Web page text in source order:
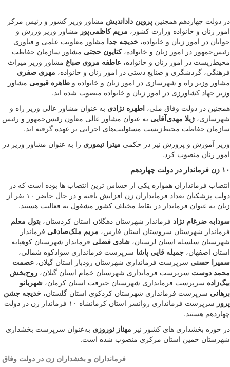
در دولت چهاردهم همچنین پروین داداندیش مشاور وزیر کشور و رئیس مرکز
امور زنان و خانواده وزارت کشور، مریم کاظمی‌پور مشاور وزیر ورزش و
جوانان در امور زنان و خانواده، خدیجه جدا مشاور معاونت علمی و فناوری
رئیس‌جمهور در امور زنان و خانواده،کتایون حجتی مشاور سازمان حفاظت
محیط‌زیست در امور زنان و خانواده، عاطفه مروی صباغ مشاور وزیر میراث
فرهنگی، گردشگری و صنایع دستی در امور زنان و خانواده، مهری صفری
مشاور وزیر راه و شهرسازی در امور زنان و خانواده و طاهره قیومی مشاور
وزیر جهاد کشاورزی در امور زنان و خانواده منصوب شده اند.
همچنین در دولت وفاق ملی، اطهره نژادی به عنوان مشاور عالی وزیر راه و
شهرسازی، ژیلا مهدی‌آقایی به عنوان مشاور عالی معاون رئیس‌جمهور و رئیس
سازمان حفاظت محیط‌زیست مسئولیت‌های اجرایی بر عهده گرفته اند.
وزیر آموزش و پرورش نیز در حکمی میترا تیموری را به عنوان مشاور وزیر در
امور زنان منصوب کرد.
۱۰ زن فرماندار در دولت چهاردهم
انتصاب فرمانداران همواره یکی از حساس ترین انتصاب ها بوده است که در
دولت پزشکیان تعداد فرمانداران زن افزایش یافته و در حال حاضر ۱۰ نفر از
زنان به عنوان فرماندار در نقاط مختلف کشور مشغول به فعالیت هستند.
سودابه ضرغام نژاد فرماندار شهرستان دهگلان استان‌ کردستان، بتول معلم
فرماندار شهرستان سروستان استان فارس، مریم‌ ملک‌صادقی فرماندار
شهرستان‌ سلسله استان لرستان، شادی فضلی فرماندار شهرستان کوهپایه
استان اصفهان، جمیله قایی پاشا سرپرست فرمانداری سوادکوه شمالی،
سمیرا حسنی سرپرست فرمانداری شهرستان رودبار استان‌ گیلان، عصمت
محمد دوست سرپرست فرمانداری شهرستان خمام استان گیلان، روح‌بخش
بیگ‌زاده سرپرست فرمانداری شهرستان جیرفت استان کرمان، شهربانو
برهانی سرپرست فرمانداری شهرستان کردکوی استان گلستان، خدیجه جشن
پرور
سرپرست فرمانداری روانسر استان کرمانشاه ۱۰ فرماندار زن در دولت
چهاردهم هستند.
در حوزه‌ بخشداری های کشور نیز مهناز نوروزی به‌عنوان سرپرست بخشداری
شهرستان خمین استان مرکزی منصوب شده است.
فرمانداران و بخشداران زن در دولت وفاق